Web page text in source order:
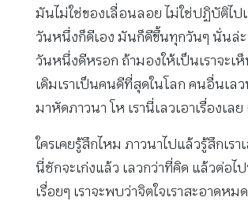
มันไม่ใช่ของเลื่อนลอย ไม่ใช่ปฏิบัติไปเ
วันหนึ่งก็ดีเอง มันก็ดีขึ้นทุกวันๆ นั่นล่ะ
วันหนึ่งดีหรอก ถ้ามองให้เป็นเราจะเ
เดิมเราเป็นคนดีที่สุดในโลก คนอื่นเล
มาหัดภาวนา โห เรานี่เลวเอาเรื่องเล
ใครเคยรู้สึกไหม ภาวนาไปแล้วรู้สึกเรา
นี่ชักจะเก่งแล้ว เลวกว่าที่คิด แล้วต่อไ
เรื่อยๆ เราจะพบว่าจิตใจเราสะอาดห